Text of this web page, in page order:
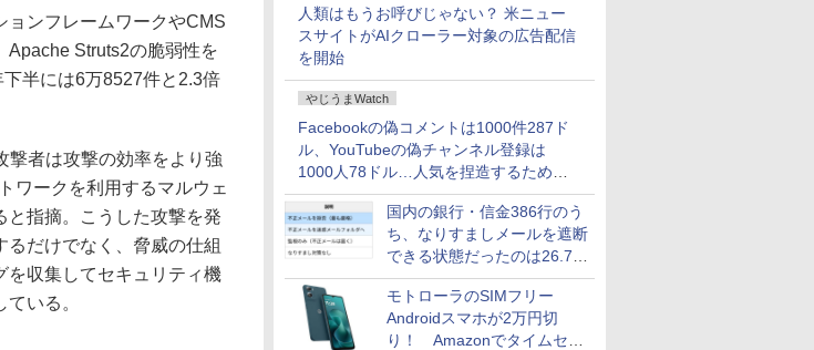
ど！その14】
人類はもうお呼びじゃない？ 米ニュー
スサイトがAIクローラー対象の広告配信
を開始
やじうまWatch
Facebookの偽コメントは1000件287ド
ル、YouTubeの偽チャンネル登録は
1000人78ドル…人気を捏造するための
価格リストが公開中
国内の銀行・信金386行のう
ち、なりすましメールを遮断
できる状態だったのは26.7％
にとどまる～GMOブランド
セキュリティ調査
モトローラのSIMフリー
Androidスマホが2万円切
り！ Amazonでタイムセー
ンフレームワークやCMS
Struts2の脆弱性を
半には6万8527件と2.3倍
者は攻撃の効率をより強
ワークを利用するマルウェ
と指摘。こうした攻撃を発
だけでなく、脅威の仕組
を収集してセキュリティ機
いる。